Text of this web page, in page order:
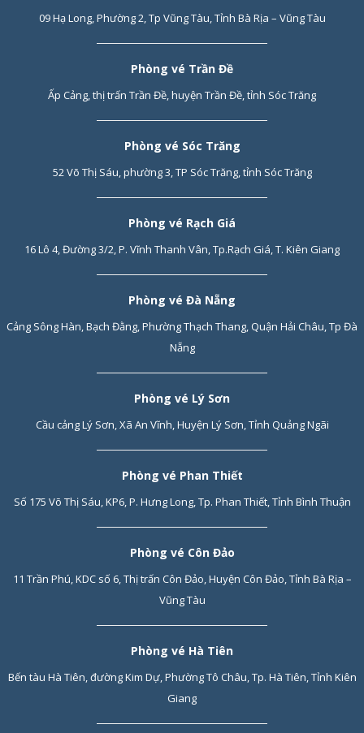
09 Hạ Long, Phường 2, Tp Vũng Tàu, Tỉnh Bà Rịa – Vũng Tàu
Phòng vé Trần Đề
Ấp Cảng, thị trấn Trần Đề, huyện Trần Đề, tỉnh Sóc Trăng
Phòng vé Sóc Trăng
52 Võ Thị Sáu, phường 3, TP Sóc Trăng, tỉnh Sóc Trăng
Phòng vé Rạch Giá
16 Lô 4, Đường 3/2, P. Vĩnh Thanh Vân, Tp.Rạch Giá, T. Kiên Giang
Phòng vé Đà Nẵng
Cảng Sông Hàn, Bạch Đằng, Phường Thạch Thang, Quận Hải Châu, Tp Đà
Nẵng
Phòng vé Lý Sơn
Cầu cảng Lý Sơn, Xã An Vĩnh, Huyện Lý Sơn, Tỉnh Quảng Ngãi
Phòng vé Phan Thiết
Số 175 Võ Thị Sáu, KP6, P. Hưng Long, Tp. Phan Thiết, Tỉnh Bình Thuận
Phòng vé Côn Đảo
11 Trần Phú, KDC số 6, Thị trấn Côn Đảo, Huyện Côn Đảo, Tỉnh Bà Rịa –
Vũng Tàu
Phòng vé Hà Tiên
Bến tàu Hà Tiên, đường Kim Dự, Phường Tô Châu, Tp. Hà Tiên, Tỉnh Kiên
Giang